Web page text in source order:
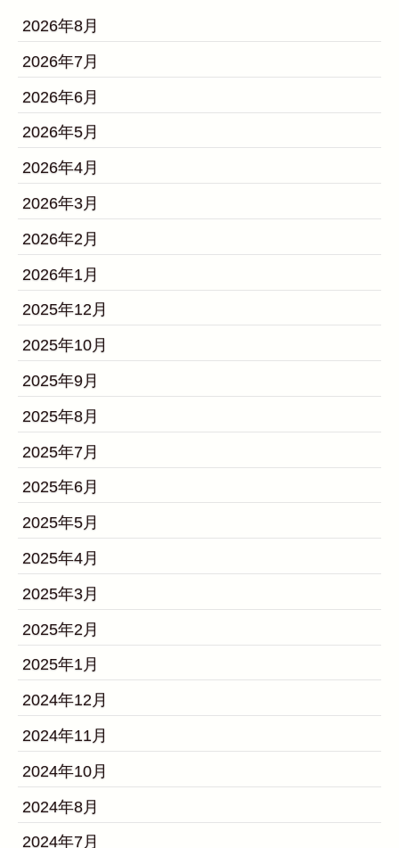
2026年8月
2026年7月
2026年6月
2026年5月
2026年4月
2026年3月
2026年2月
2026年1月
2025年12月
2025年10月
2025年9月
2025年8月
2025年7月
2025年6月
2025年5月
2025年4月
2025年3月
2025年2月
2025年1月
2024年12月
2024年11月
2024年10月
2024年8月
2024年7月